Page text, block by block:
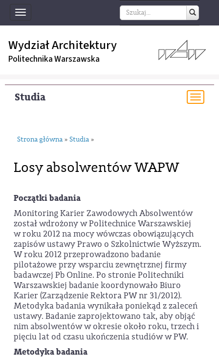
Toggle
navigation
Wydział Architektury
Politechnika Warszawska
Studia
Strona główna » Studia »
Losy absolwentów WAPW
Początki badania
Monitoring Karier Zawodowych Absolwentów
został wdrożony w Politechnice Warszawskiej
w roku 2012 na mocy wówczas obowiązujących
zapisów ustawy Prawo o Szkolnictwie Wyższym.
W roku 2012 przeprowadzono badanie
pilotażowe przy wsparciu zewnętrznej firmy
badawczej Pb Online. Po stronie Politechniki
Warszawskiej badanie koordynowało Biuro
Karier (Zarządzenie Rektora PW nr 31/2012).
Metodyka badania wynikała poniekąd z zaleceń
ustawy. Badanie zaprojektowano tak, aby objąć
nim absolwentów w okresie około roku, trzech i
pięciu lat od czasu ukończenia studiów w PW.
Metodyka badania